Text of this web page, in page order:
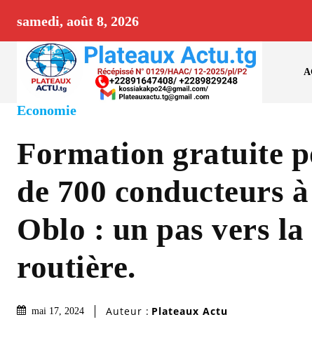
samedi, août 8, 2026
Economie
Formation gratuite
de 700 conducteurs
Oblo : un pas vers la
routière.
mai 17, 2024 Auteur : Plateaux Actu